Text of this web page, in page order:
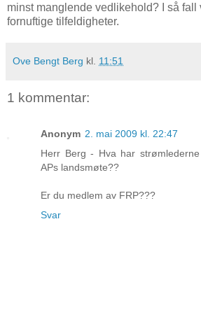
minst manglende vedlikehold? I så fall
fornuftige tilfeldigheter.
Ove Bengt Berg kl. 11:51
1 kommentar:
Anonym 2. mai 2009 kl. 22:47
Herr Berg - Hva har
APs landsmøte??
Er du medlem av FRP???
Svar